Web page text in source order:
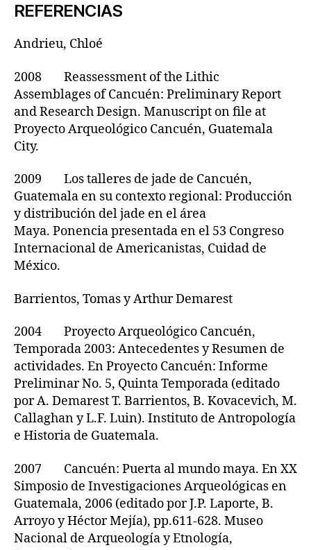
REFERENCIAS
Andrieu, Chloé
2008 Reassessment of the Lithic
Assemblages of Cancuén: Preliminary Report
and Research Design. Manuscript on file at
Proyecto Arqueológico Cancuén, Guatemala
City.
2009 Los talleres de jade de Cancuén,
Guatemala en su contexto regional: Producción
y distribución del jade en el área
Maya. Ponencia presentada en el 53 Congreso
Internacional de Americanistas, Cuidad de
México.
Barrientos, Tomas y Arthur Demarest
2004 Proyecto Arqueológico Cancuén,
Temporada 2003: Antecedentes y Resumen de
actividades. En Proyecto Cancuén: Informe
Preliminar No. 5, Quinta Temporada (editado
por A. Demarest T. Barrientos, B. Kovacevich, M.
Callaghan y L.F. Luin). Instituto de Antropología
e Historia de Guatemala.
2007 Cancuén: Puerta al mundo maya. En XX
Simposio de Investigaciones Arqueológicas en
Guatemala, 2006 (editado por J.P. Laporte, B.
Arroyo y Héctor Mejía), pp.611-628. Museo
Nacional de Arqueología y Etnología,